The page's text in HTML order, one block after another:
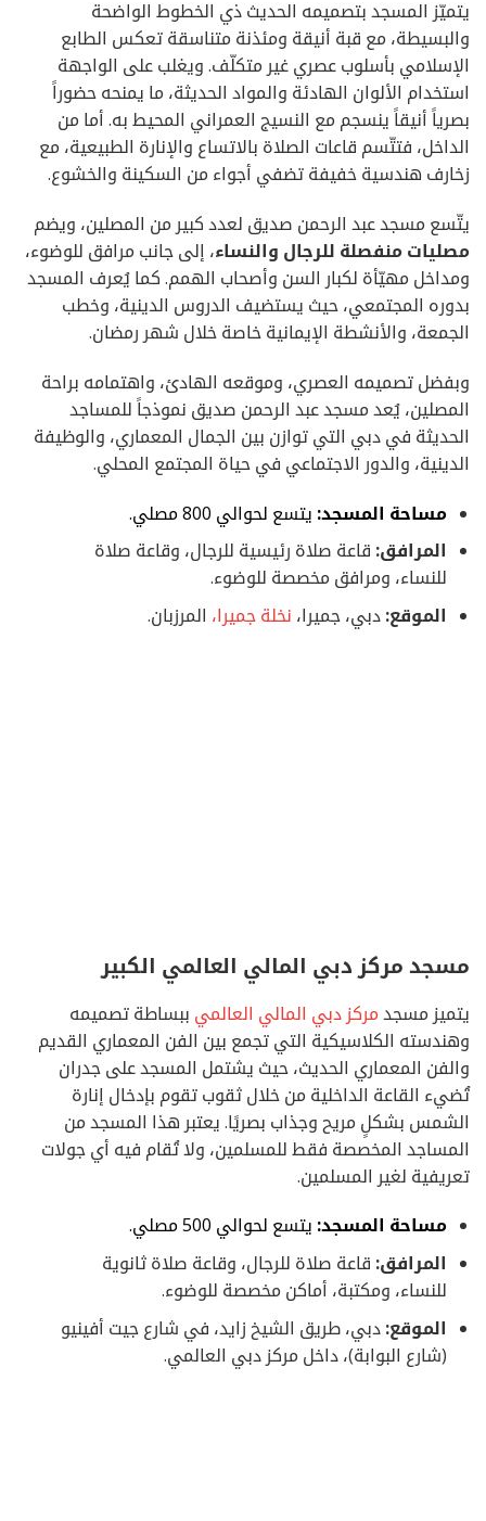
يتميّز المسجد بتصميمه الحديث ذي الخطوط الواضحة
والبسيطة، مع قبة أنيقة ومئذنة متناسقة تعكس الطابع
الإسلامي بأسلوب عصري غير متكلّف. ويغلب على الواجهة
استخدام الألوان الهادئة والمواد الحديثة، ما يمنحه حضوراً
بصرياً أنيقاً ينسجم مع النسيج العمراني المحيط به. أما من
الداخل، فتتّسم قاعات الصلاة بالاتساع والإنارة الطبيعية، مع
زخارف هندسية خفيفة تضفي أجواء من السكينة والخشوع.
يتّسع مسجد عبد الرحمن صديق لعدد كبير من المصلين، ويضم
مصليات منفصلة للرجال والنساء، إلى جانب مرافق للوضوء،
ومداخل مهيّأة لكبار السن وأصحاب الهمم. كما يُعرف المسجد
بدوره المجتمعي، حيث يستضيف الدروس الدينية، وخطب
الجمعة، والأنشطة الإيمانية خاصة خلال شهر رمضان.
وبفضل تصميمه العصري، وموقعه الهادئ، واهتمامه براحة
المصلين، يُعد مسجد عبد الرحمن صديق نموذجاً للمساجد
الحديثة في دبي التي توازن بين الجمال المعماري، والوظيفة
الدينية، والدور الاجتماعي في حياة المجتمع المحلي.
مساحة المسجد:يتسع لحوالي 800 مصلي.
المرافق:قاعة صلاة رئيسية للرجال، وقاعة صلاة
للنساء، ومرافق مخصصة للوضوء.
الموقع:دبي، جميرا،نخلة جميرا،المرزبان.
مسجد مركز دبي المالي العالمي الكبير
يتميز مسجدمركز دبي المالي العالميببساطة تصميمه
وهندسته الكلاسيكية التي تجمع بين الفن المعماري القديم
والفن المعماري الحديث، حيث يشتمل المسجد على جدران
تُضيء القاعة الداخلية من خلال ثقوب تقوم بإدخال إنارة
الشمس بشكلٍ مريح وجذاب بصريًا. يعتبر هذا المسجد من
المساجد المخصصة فقط للمسلمين، ولا تُقام فيه أي جولات
تعريفية لغير المسلمين.
مساحة المسجد:يتسع لحوالي 500 مصلي.
المرافق:قاعة صلاة للرجال، وقاعة صلاة ثانوية
للنساء، ومكتبة، أماكن مخصصة للوضوء.
الموقع:دبي، طريق الشيخ زايد، في شارع جيت أفينيو
(شارع البوابة)، داخل مركز دبي العالمي.